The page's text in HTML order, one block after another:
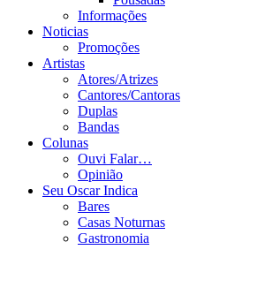
Informações
Noticias
Promoções
Artistas
Atores/Atrizes
Cantores/Cantoras
Duplas
Bandas
Colunas
Ouvi Falar…
Opinião
Seu Oscar Indica
Bares
Casas Noturnas
Gastronomia